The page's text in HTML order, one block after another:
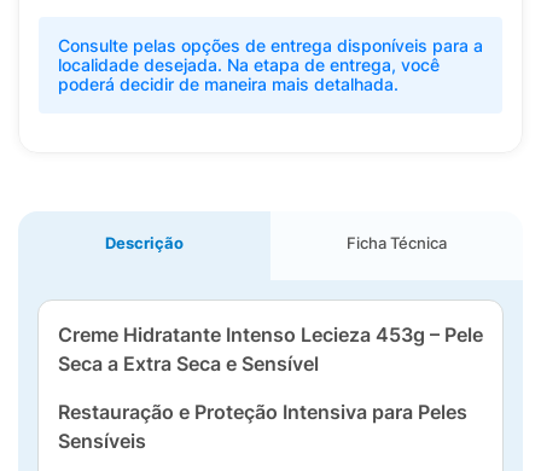
Consulte pelas opções de entrega disponíveis para a
localidade desejada. Na etapa de entrega, você
poderá decidir de maneira mais detalhada.
Descrição Ficha Técnica
Creme Hidratante Intenso Lecieza 453g – Pele
Seca a Extra Seca e Sensível
Restauração e Proteção Intensiva para Peles
Sensíveis